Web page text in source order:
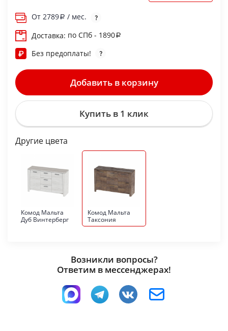
От 2789
/ мес.
Доставка: по СПб - 1890
Без предоплаты!
Добавить в корзину
Купить в 1 клик
Другие цвета
Комод Мальта
Дуб Винтерберг
Комод Мальта
Таксония
Возникли вопросы?
Ответим в мессенджерах!